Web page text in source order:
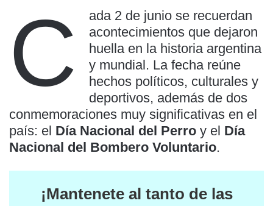
C
ada 2 de junio se recuerdan
acontecimientos que dejaron
huella en la historia argentina
y mundial. La fecha reúne
hechos políticos, culturales y
deportivos, además de dos
conmemoraciones muy significativas en el
país: el Día Nacional del Perro y el Día
Nacional del Bombero Voluntario.
¡Mantenete al tanto de las